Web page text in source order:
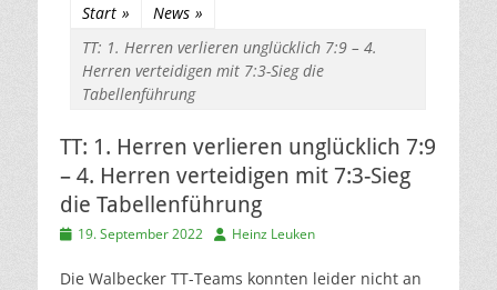
Start » News »
TT: 1. Herren verlieren unglücklich 7:9 – 4.
Herren verteidigen mit 7:3-Sieg die
Tabellenführung
TT: 1. Herren verlieren unglücklich 7:9
– 4. Herren verteidigen mit 7:3-Sieg
die Tabellenführung
Veröffentlicht
19. September 2022 AutorHeinz Leuken
Die Walbecker TT-Teams konnten leider nicht an